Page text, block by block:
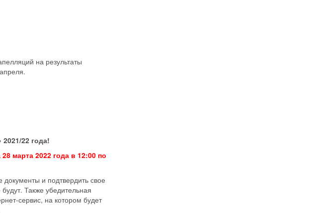
на результаты
22 года!
марта 2022 года в 12:00 по
и подтвердить свое
Также убедительная
сервис, на котором будет